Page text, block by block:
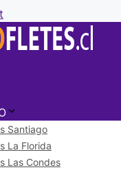
Santiago
La Florida
Las Condes